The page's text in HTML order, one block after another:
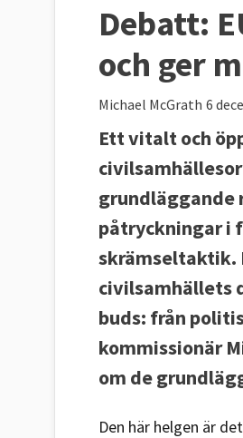
Debatt:
och ger
Michael McGrath 6
Ett vitalt och
grundläggande
påtryckningar i
skrämseltaktik.
civilsamhällets
buds: från
kommissionär
om de
Den här helgen är